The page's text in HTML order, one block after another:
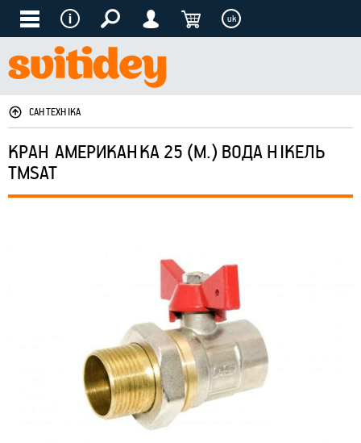
uk
САНТЕХНІКА
КРАН АМЕРИКАНКА 25 (М.) ВОДА НІКЕЛЬ
ТМSAT